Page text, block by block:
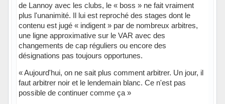
de Lannoy avec les clubs, le « boss » ne fait vraiment
plus l'unanimité. Il lui est reproché des stages dont le
contenu est jugé « indigent » par de nombreux arbitres,
une ligne approximative sur le VAR avec des
changements de cap réguliers ou encore des
désignations pas toujours opportunes.
« Aujourd'hui, on ne sait plus comment arbitrer. Un jour, il
faut arbitrer noir et le lendemain blanc. Ce n'est pas
possible de continuer comme ça »